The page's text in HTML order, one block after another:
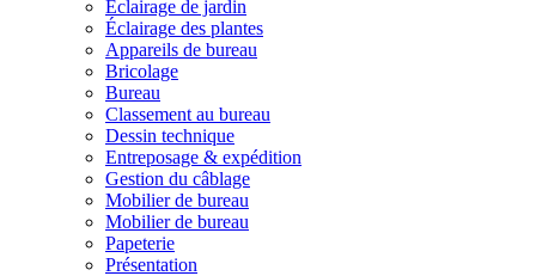
Éclairage de jardin
Éclairage des plantes
Appareils de bureau
Bricolage
Bureau
Classement au bureau
Dessin technique
Entreposage & expédition
Gestion du câblage
Mobilier de bureau
Mobilier de bureau
Papeterie
Présentation